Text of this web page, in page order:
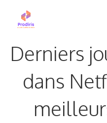
Derniers
dans